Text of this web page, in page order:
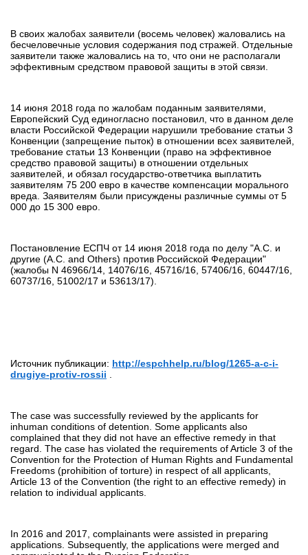
В своих жалобах заявители (восемь человек) жаловались на
бесчеловечные условия содержания под стражей. Отдельные
заявители также жаловались на то, что они не располагали
эффективным средством правовой защиты в этой связи.
14 июня 2018 года по жалобам поданным заявителями,
Европейский Суд единогласно постановил, что в данном деле
власти Российской Федерации нарушили требование статьи 3
Конвенции (запрещение пыток) в отношении всех заявителей,
требование статьи 13 Конвенции (право на эффективное
средство правовой защиты) в отношении отдельных
заявителей, и обязал государство-ответчика выплатить
заявителям 75 200 евро в качестве компенсации морального
вреда. Заявителям были присуждены различные суммы от 5
000 до 15 300 евро.
Постановление ЕСПЧ от 14 июня 2018 года по делу "А.С. и
другие (A.C. and Others) против Российской Федерации"
(жалобы N 46966/14, 14076/16, 45716/16, 57406/16, 60447/16,
60737/16, 51002/17 и 53613/17).
Источник публикации: http://espchhelp.ru/blog/1265-a-c-i-
drugiye-protiv-rossii
The case was successfully reviewed by the applicants for
inhuman conditions of detention. Some applicants also
complained that they did not have an effective remedy in that
regard. The case has violated the requirements of Article 3 of the
Convention for the Protection of Human Rights and Fundamental
Freedoms (prohibition of torture) in respect of all applicants,
Article 13 of the Convention (the right to an effective remedy) in
relation to individual applicants.
In 2016 and 2017, complainants were assisted in preparing
applications. Subsequently, the applications were merged and